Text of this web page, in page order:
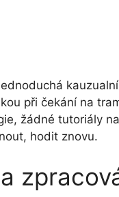
při čekání na
žádné tutoriály
hodit znovu.